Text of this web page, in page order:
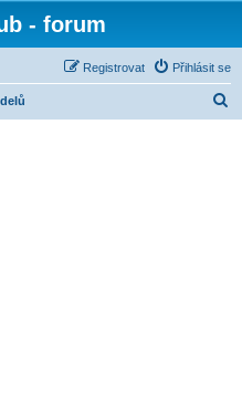
- forum
Přihlásit se
Registrovat